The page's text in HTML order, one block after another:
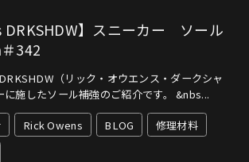
DRKSHDW】スニーカー ソール
342
（リック・オウエンス・ダークシャ
に施したソール補強のご紹介です。 &nbs...
Rick Owens BLOG
修理材料